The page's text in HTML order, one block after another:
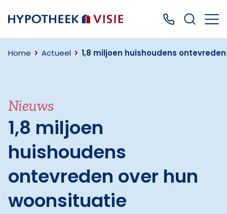
Terug naar home Bel ons: 0499
Home Actueel 1,8 miljoen huishoudens
Nieuws
1,8 miljoen
huishoudens
ontevreden over hun
woonsituatie